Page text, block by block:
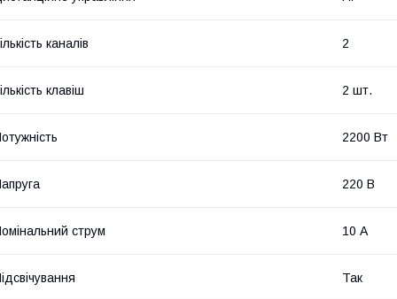
каналів 2
клавіш 2 шт.
2200 Вт
220 В
струм 10 А
Так